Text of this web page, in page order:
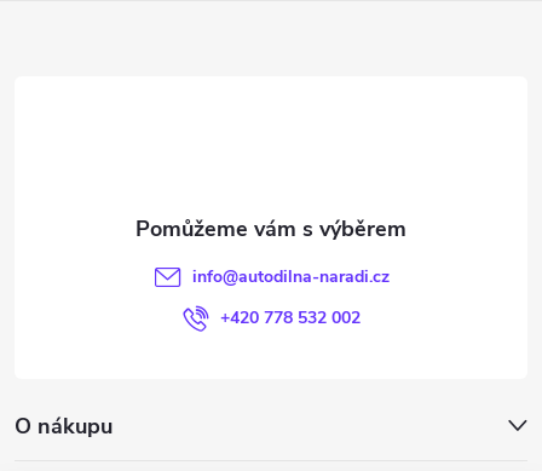
info@autodilna-naradi.cz
+420 778 532 002
O nákupu